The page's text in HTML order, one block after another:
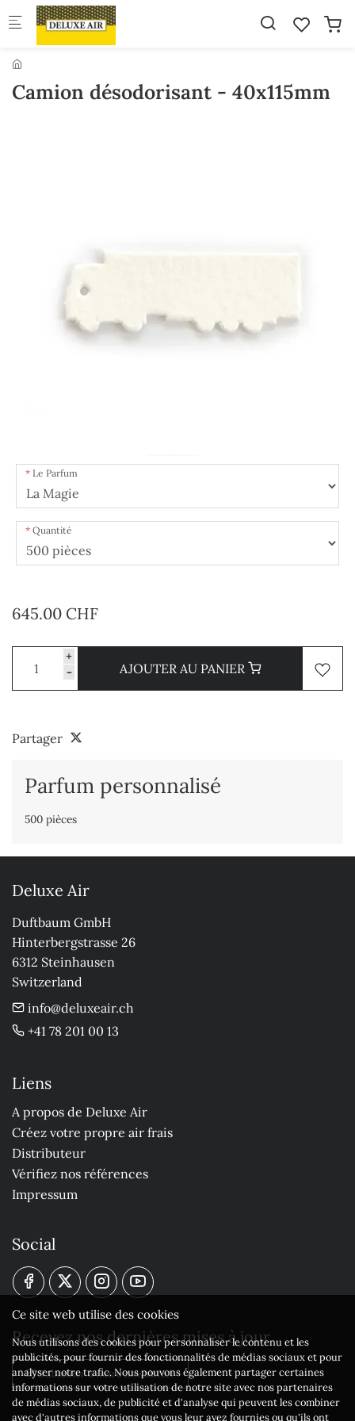
Skip to main content
Camion désodorisant - 40x115mm
Le Parfum
Quantité
645.00 CHF
+
-
AJOUTER AU PANIER
Partager
Parfum personnalisé
500 pièces
Deluxe Air
Duftbaum GmbH
Hinterbergstrasse 26
6312 Steinhausen
Switzerland
info@deluxeair.ch
+41 78 201 00 13
Liens
A propos de Deluxe Air
Créez votre propre air frais
Distributeur
Vérifiez nos références
Impressum
Social
Recevez nos dernières mises à jour
S'abonner à notre newsletter
Ce site web utilise des cookies
Nous utilisons des cookies pour personnaliser le contenu et les
publicités, pour fournir des fonctionnalités de médias sociaux et pour
analyser notre trafic. Nous pouvons également partager certaines
informations sur votre utilisation de notre site avec nos partenaires
de médias sociaux, de publicité et d'analyse qui peuvent les combiner
avec d'autres informations que vous leur avez fournies ou qu'ils ont